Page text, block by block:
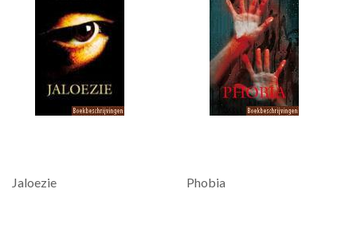
Jaloezie Phobia